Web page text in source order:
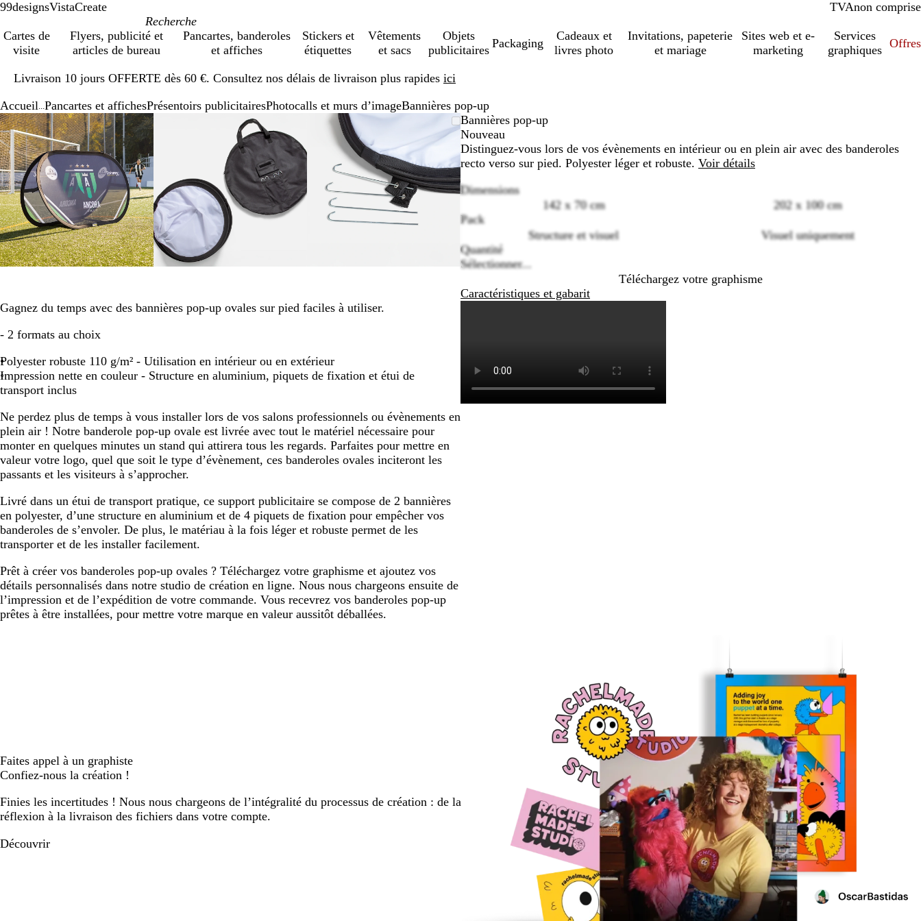
99designsVistaCreate TVAcomprise
non comprise
Cartes de
visite
Flyers, publicité et
articles de bureau
Pancartes, banderoles
et affiches
Stickers et
étiquettes
Vêtements
et sacs
Objets
publicitaires
Packaging
Cadeaux et
livres photo
Invitations, papeterie
et mariage
Sites web et e-
marketing
Services
graphiques
Offres
Livraison 10 jours OFFERTE dès 60 €. Consultez nos délais de livraison plus rapides ici
1
Accueil Pancartes et affichesPrésentoirs publicitairesPhotocalls et murs d’imageBannières pop-up
Image
zoomable
Zoom
au
minimum
Cliquez
pour
développer
Utilisez
les
touches
plus
et
moins
pour
zoomer
et
les
touches
faire
Image
zoomable
Zoom
au
minimum
Cliquez
pour
développer
Utilisez
les
touches
plus
et
moins
pour
zoomer
et
faire
minimum
développer
touches
plus
et
moins
pour
zoomer
Diapositive
1
sur
3
Bannières pop-up
Nouveau
Distinguez-vous lors de vos évènements en intérieur ou en plein air avec des banderoles
recto verso sur pied. Polyester léger et robuste. Voir détails
Dimensions
142 x 70 cm
202 x 100 cm
Pack
Structure et visuel
Visuel uniquement
Quantité
Sélectionner...
Téléchargez votre graphisme
Caractéristiques et gabarit
Gagnez du temps avec des bannières pop-up ovales sur pied faciles à utiliser.
- 2 formats au choix
Polyester robuste 110 g/m² - Utilisation en intérieur ou en extérieur
Impression nette en couleur - Structure en aluminium, piquets de fixation et étui de
transport inclus
Ne perdez plus de temps à vous installer lors de vos salons professionnels ou évènements en
plein air ! Notre banderole pop-up ovale est livrée avec tout le matériel nécessaire pour
monter en quelques minutes un stand qui attirera tous les regards. Parfaites pour mettre en
valeur votre logo, quel que soit le type d’évènement, ces banderoles ovales inciteront les
passants et les visiteurs à s’approcher.
Livré dans un étui de transport pratique, ce support publicitaire se compose de 2 bannières
en polyester, d’une structure en aluminium et de 4 piquets de fixation pour empêcher vos
banderoles de s’envoler. De plus, le matériau à la fois léger et robuste permet de les
transporter et de les installer facilement.
Prêt à créer vos banderoles pop-up ovales ? Téléchargez votre graphisme et ajoutez vos
détails personnalisés dans notre studio de création en ligne. Nous nous chargeons ensuite de
l’impression et de l’expédition de votre commande. Vous recevrez vos banderoles pop-up
prêtes à être installées, pour mettre votre marque en valeur aussitôt déballées.
Faites appel à un graphiste
Confiez-nous la création !
Finies les incertitudes ! Nous nous chargeons de l’intégralité du processus de création : de la
réflexion à la livraison des fichiers dans votre compte.
Découvrir